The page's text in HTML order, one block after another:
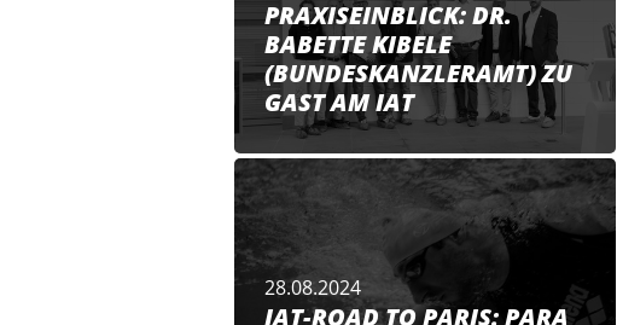
PRAXISEINBLICK: DR.
BABETTE KIBELE
(BUNDESKANZLERAMT) ZU
GAST AM IAT
28.08.2024
IAT-ROAD TO PARIS: PARA